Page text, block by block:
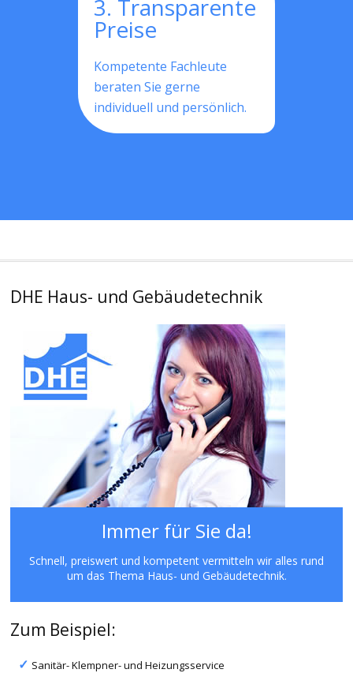
3. Transparente
Preise
Kompetente Fachleute
beraten Sie gerne
individuell und persönlich.
DHE Haus- und Gebäudetechnik
Immer für Sie da!
Schnell, preiswert und kompetent vermitteln wir alles rund
um das Thema Haus- und Gebäudetechnik.
Zum Beispiel:
Sanitär- Klempner- und Heizungsservice